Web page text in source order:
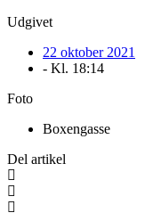
Udgivet
22 oktober 2021
- Kl. 18:14
Foto
Boxengasse
Del artikel